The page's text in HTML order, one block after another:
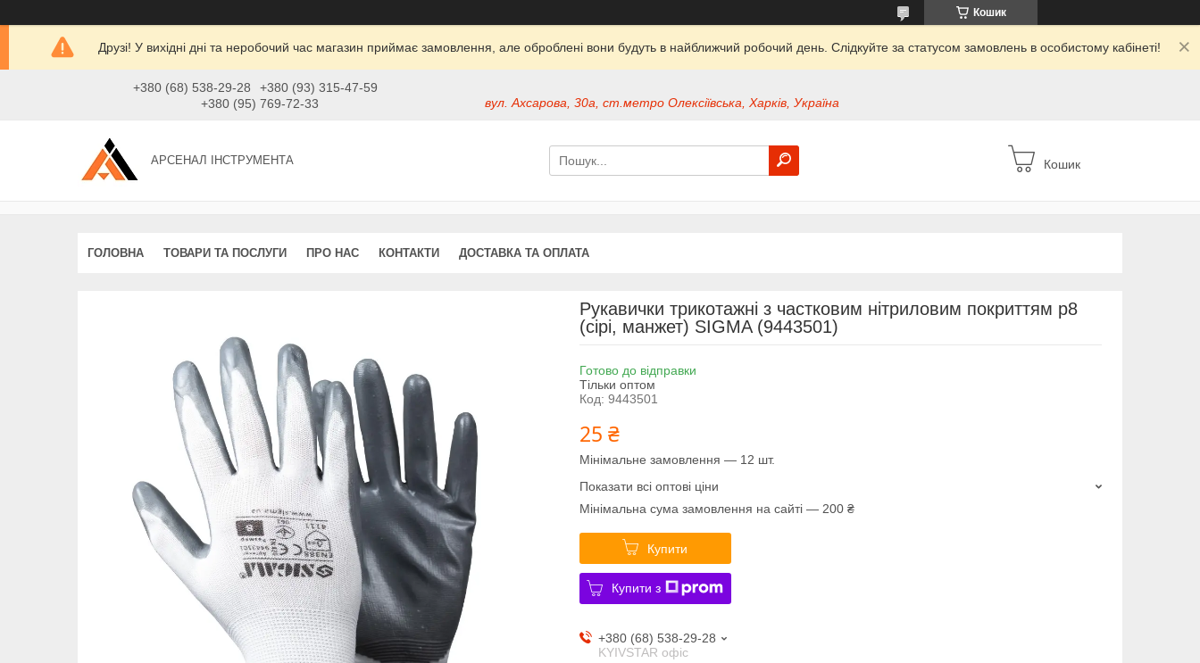
Кошик
Друзі! У вихідні дні та неробочий час магазин приймає замовлення, але оброблені вони будуть в найближчий робочий день. Слідкуйте за статусом замовлень в особистому кабінеті!
+380 (68) 538-29-28
+380 (93) 315-47-59
+380 (95) 769-72-33
вул. Ахсарова, 30а, ст.метро Олексіївська, Харків, Україна
АРСЕНАЛ ІНСТРУМЕНТА Кошик
ГОЛОВНА ТОВАРИ ТА ПОСЛУГИ ПРО НАС КОНТАКТИ ДОСТАВКА ТА ОПЛАТА
Рукавички трикотажні з частковим нітриловим покриттям р8
(сірі, манжет) SIGMA (9443501)
Готово до відправки
Тільки оптом
Код: 9443501
25 ₴
Мінімальне замовлення — 12 шт.
Показати всі оптові ціни
Мінімальна сума замовлення на сайті — 200 ₴
Купити
Купити з
+380 (68) 538-29-28
KYIVSTAR офіс